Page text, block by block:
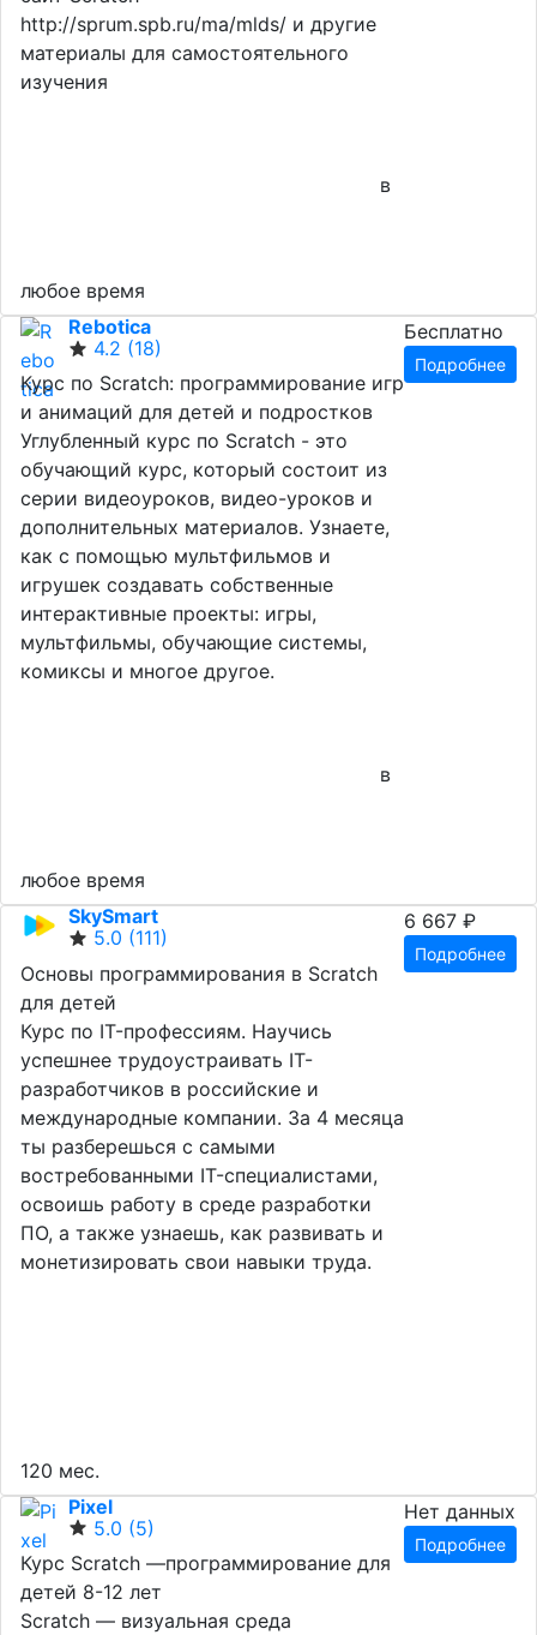
http://sprum.spb.ru/ma/mlds/ и другие
материалы для самостоятельного
изучения
в
любое время
Rebotica
4.2 (18)
Курс по Scratch: программирование игр
и анимаций для детей и подростков
Углубленный курс по Scratch - это
обучающий курс, который состоит из
серии видеоуроков, видео-уроков и
дополнительных материалов. Узнаете,
как с помощью мультфильмов и
игрушек создавать собственные
интерактивные проекты: игры,
мультфильмы, обучающие системы,
комиксы и многое другое.
в
любое время
Бесплатно
Подробнее
SkySmart
5.0 (111)
Основы программирования в Scratch
для детей
Курс по IT-профессиям. Научись
успешнее трудоустраивать IT-
разработчиков в российские и
международные компании. За 4 месяца
ты разберешься с самыми
востребованными IT-специалистами,
освоишь работу в среде разработки
ПО, а также узнаешь, как развивать и
монетизировать свои навыки труда.
120 мес.
6 667 ₽
Подробнее
Pixel
5.0 (5)
Курс Scratch —программирование для
детей 8-12 лет
Scratch — визуальная среда
Нет данных
Подробнее